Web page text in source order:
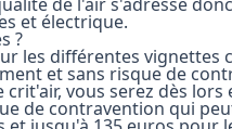
et électrique.
?
les différentes vignettes
et sans risque de
vous serez dès
de contravention qui